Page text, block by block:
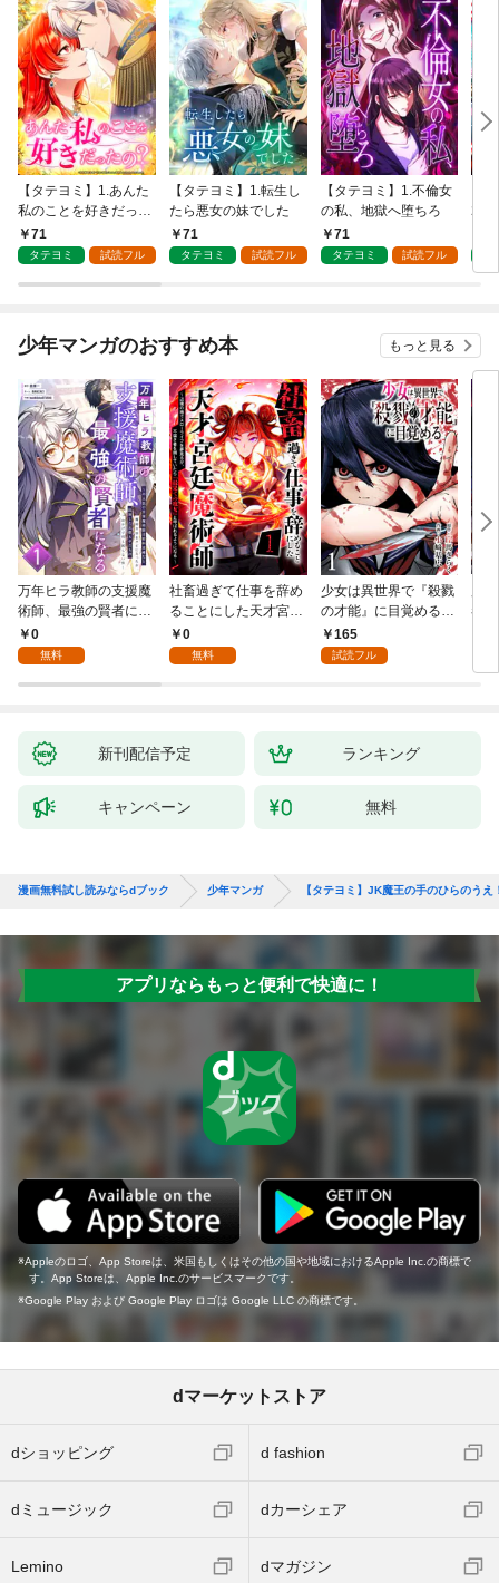
【タテヨミ】1.あんた
私のことを好きだった
の？
71
タテヨミ 試読フル
【タテヨミ】1.転生し
たら悪女の妹でした
71
タテヨミ 試読フル
【タテヨミ】1.不倫女
の私、地獄へ堕ちろ
71
タテヨミ 試読フル
2周
壊
少年マンガのおすすめ本 もっと見る
万年ヒラ教師の支援魔
術師、最強の賢者にな
る～不人気の支援魔術
師は給料泥棒だと魔術
が、出世した元教え子
0
無料
社畜過ぎて仕事を辞め
ることにした天才宮廷
魔術師～辺境の地でス
ローライフを夢見る
0
無料
少女は異世界で『殺戮
の才能』に目覚める
(話売り) #1
165
試読フル
者
新刊配信予定 ランキング
キャンペーン 無料
漫画無料試し読みならdブック 少年マンガ 【タテヨミ】JK魔王の手のひらのうえ
アプリならもっと便利で快適に！
Appleのロゴ、App Storeは、米国もしくはその他の国や地域におけるApple Inc.の商標で
す。App Storeは、Apple Inc.のサービスマークです。
Google Play および Google Play ロゴは Google LLC の商標です。
dマーケットストア
dショッピング d fashion
dミュージック dカーシェア
Lemino dマガジン